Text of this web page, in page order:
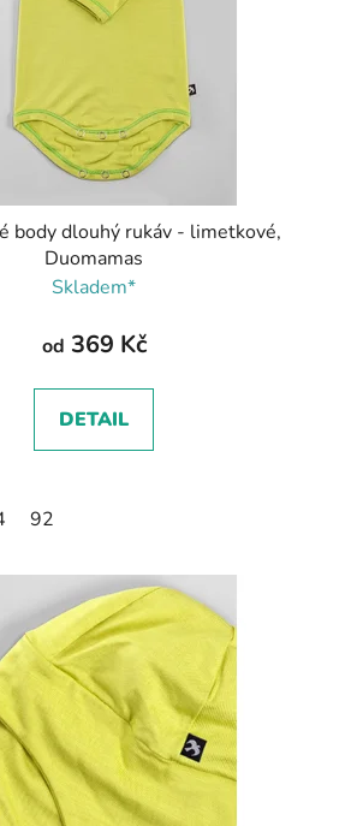
body dlouhý rukáv - limetkové,
Duomamas
Skladem*
od 369 Kč
DETAIL
92